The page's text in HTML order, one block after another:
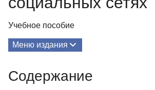
Учебное пособие
Меню издания
Редколлегия
Содержание